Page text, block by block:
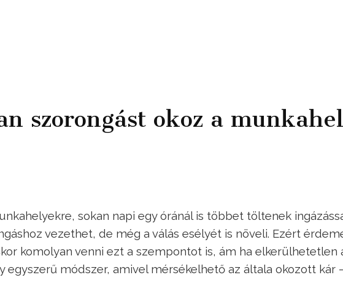
szorongást okoz a
sokan napi egy óránál is többet töltenek
vezethet, de még a válás esélyét is növeli. Ezért
komolyan venni ezt a szempontot is, ám ha elkerülhetetlen
egyszerű módszer, amivel mérsékelhető az általa okozott kár